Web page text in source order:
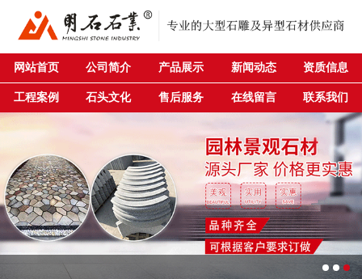
网站首页 公司简介 产品展示 新闻动态 资质信息
工程案例 石头文化 售后服务 在线留言 联系我们